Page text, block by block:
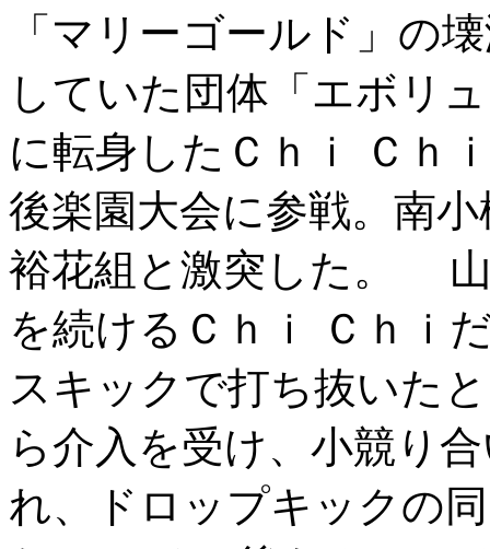
「マリーゴールド」
していた団体「エボリ
に転身したＣｈｉ Ｃｈ
後楽園大会に参戦。南
裕花組と激突した。
を続けるＣｈｉ Ｃｈｉ
スキックで打ち抜いた
ら介入を受け、小競り
れ、ドロップキックの